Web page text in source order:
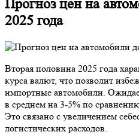
Прогноз цен на
2025 года
Вторая половина 2025 года
курса валют, что позволит
импортные автомобили.
в среднем на 3-5% по
Это связано с увеличением
логистических расходов.